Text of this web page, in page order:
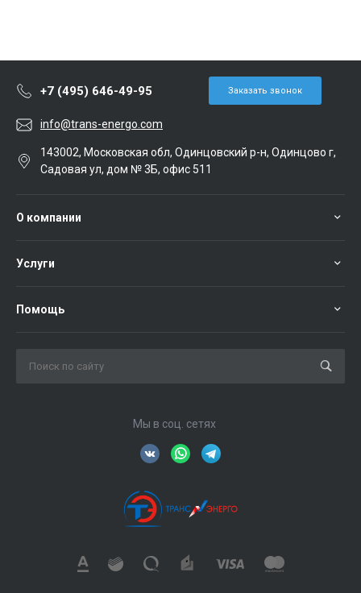
+7 (495) 646-49-95 Заказать звонок
info@trans-energo.com
143002, Московская обл, Одинцовский р-н, Одинцово г,
Садовая ул, дом № 3Б, офис 511
О компании
Услуги
Помощь
Мы в соц. сетях